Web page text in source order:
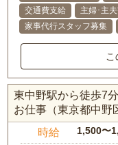
交通費支給
主婦･主
家事代行スタッフ募集
東中野駅から徒歩7
お仕事（東京都中野
時給 1,500〜